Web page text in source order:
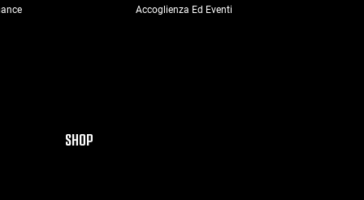
Accoglienza Ed Eventi
SHOP